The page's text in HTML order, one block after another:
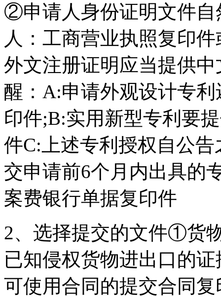
②申请人身份证明文件自
人：工商营业执照复印
外文注册证明应当提供
醒：A:申请外观设计专
印件;B:实用新型专利要
件C:上述专利授权自公
交申请前6个月内出具的
案费银行单据复印件
2、选择提交的文件①货
已知侵权货物进出口的
可使用合同的提交合同